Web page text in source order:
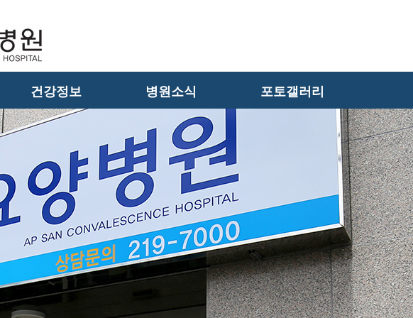
건강정보 병원소식 포토갤러리